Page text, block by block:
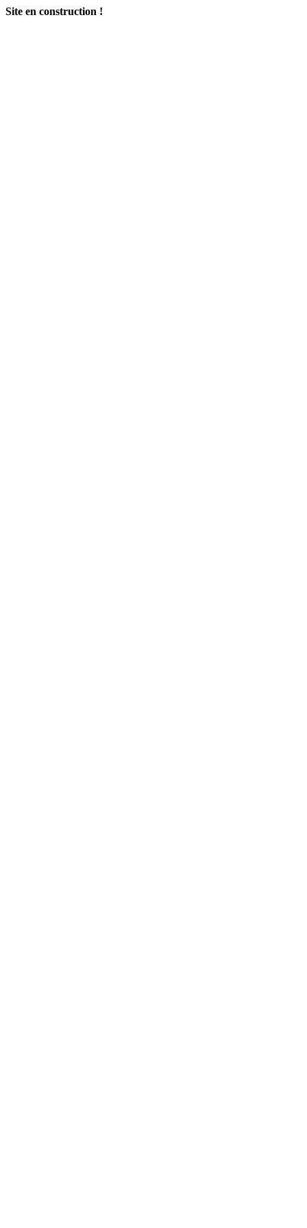
Site en construction !